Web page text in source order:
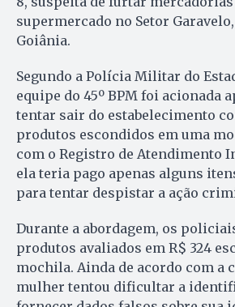
supermercado no Setor
Goiânia.
Segundo a Polícia Militar do
equipe do 45º BPM foi acionada
tentar sair do estabelecimento
produtos escondidos em uma
com o Registro de Atendimento
ela teria pago apenas alguns
para tentar despistar a ação
Durante a abordagem, os
produtos avaliados em R$ 324
mochila. Ainda de acordo com a
mulher tentou dificultar a